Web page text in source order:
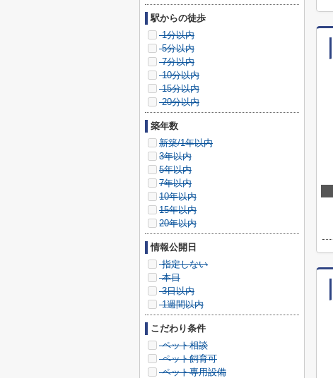
駅からの徒歩
1分以内
5分以内
7分以内
10分以内
15分以内
20分以内
築年数
新築/1年以内
3年以内
5年以内
7年以内
10年以内
15年以内
20年以内
情報公開日
指定しない
本日
3日以内
1週間以内
こだわり条件
ペット相談
ペット飼育可
ペット専用設備